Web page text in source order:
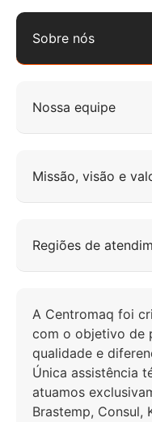
Sobre nós
Nossa equipe
Missão, visão e
Regiões de
A Centromaq foi
com o objetivo de
qualidade e
Única assistência
atuamos
Brastemp, Consul,